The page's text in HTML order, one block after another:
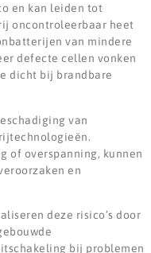
en kan leiden tot
oncontroleerbaar heet
van mindere
defecte cellen vonken
dicht bij brandbare
van
of overspanning, kunnen
en
deze risico’s door
bij problemen